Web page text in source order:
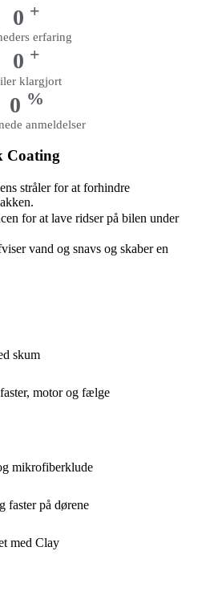
0 +
erfaring
0 +
klargjort
0 %
anmeldelser
Coating
stråler for at forhindre
for at lave ridser på bilen under
vand og snavs og skaber en
skum
motor og fælge
mikrofiberklude
faster på dørene
med Clay